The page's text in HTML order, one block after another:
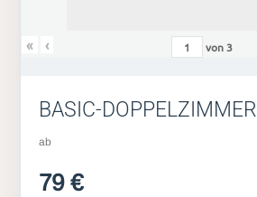
« ‹ von3
BASIC-DOPPELZIMMER
ab
79 €